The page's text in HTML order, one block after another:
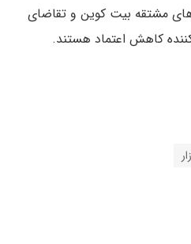
مشتقه بیت کوین و تقاضای
کاهش اعتماد هستند.